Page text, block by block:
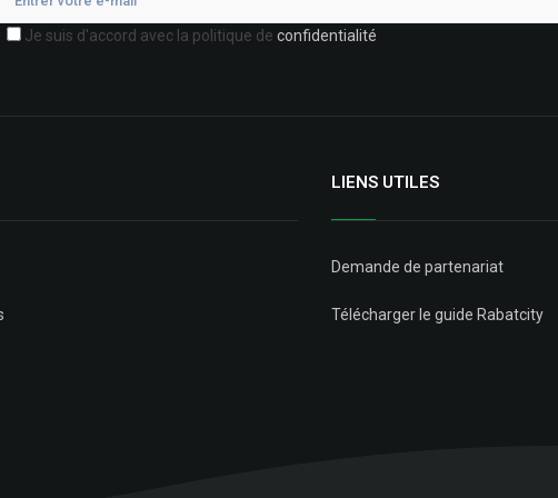
Je suis d'accord avec la politique de confidentialité
LIENS UTILES
Demande de partenariat
Télécharger le guide Rabatcity